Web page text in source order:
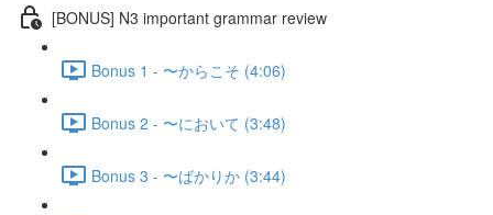
[BONUS] N3 important grammar review
Bonus 1 - 〜からこそ (4:06)
Bonus 2 - 〜において (3:48)
Bonus 3 - 〜ばかりか (3:44)